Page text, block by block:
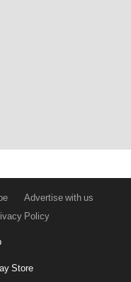
Advertise with us
Policy